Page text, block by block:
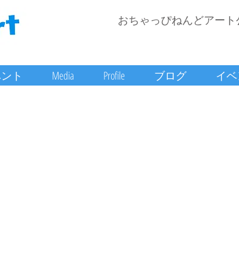
おちゃっぴねんどアート
ト Media Profile ブログ イ